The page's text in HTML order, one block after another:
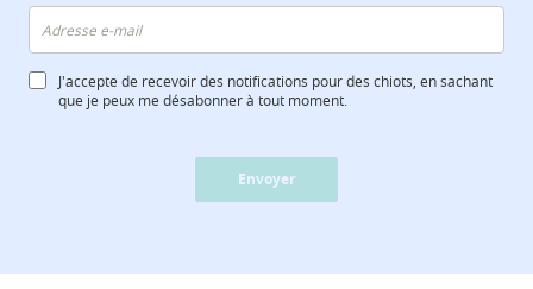
J'accepte de recevoir des notifications pour des chiots, en sachant
que je peux me désabonner à tout moment.
Envoyer